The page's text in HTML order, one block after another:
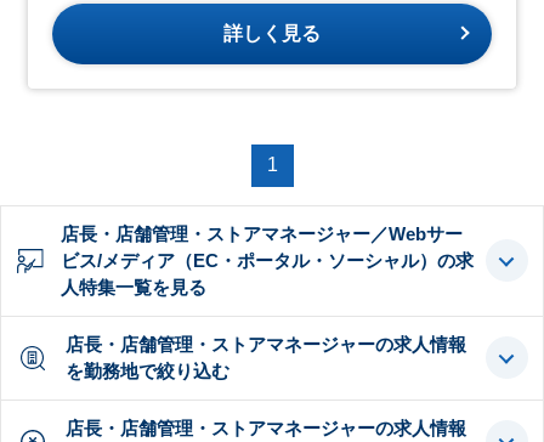
詳しく見る
1
店長・店舗管理・ストアマネージャー／Webサー
ビス/メディア（EC・ポータル・ソーシャル）の求
人特集一覧を見る
店長・店舗管理・ストアマネージャーの求人情報
を勤務地で絞り込む
店長・店舗管理・ストアマネージャーの求人情報